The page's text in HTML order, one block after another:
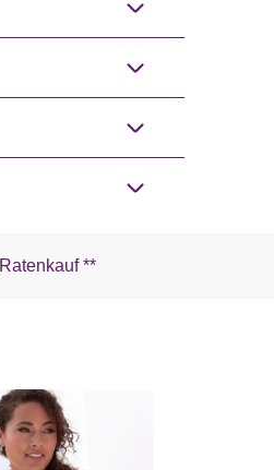
Ratenkauf **